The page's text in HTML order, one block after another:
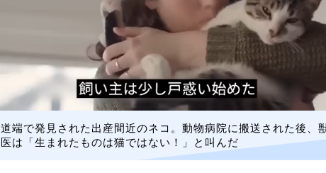
道端で発見された出産間近のネコ。動物病院に搬送された後、
医は「生まれたものは猫ではない！」と叫んだ